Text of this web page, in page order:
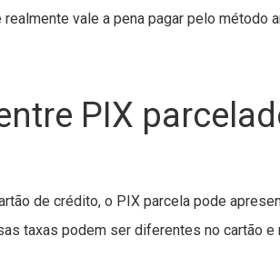
vale a pena pagar pelo método
PIX
de crédito, o PIX parcela pode
taxas podem ser diferentes no cartão e